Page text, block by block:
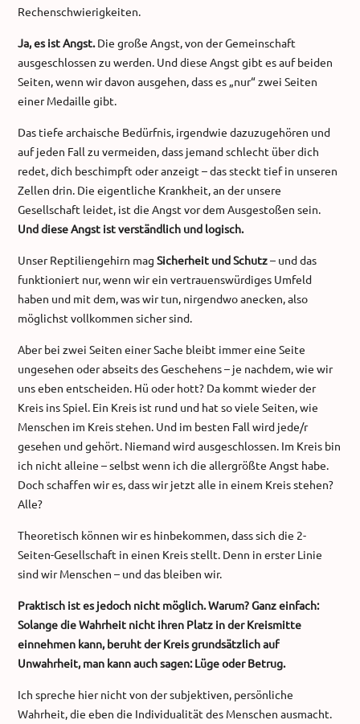
Rechenschwierigkeiten.
Ja, es ist Angst.Die große Angst, von der Gemeinschaft
ausgeschlossen zu werden. Und diese Angst gibt es auf beiden
Seiten, wenn wir davon ausgehen, dass es „nur“ zwei Seiten
einer Medaille gibt.
Das tiefe archaische Bedürfnis, irgendwie dazuzugehören und
auf jeden Fall zu vermeiden, dass jemand schlecht über dich
redet, dich beschimpft oder anzeigt – das steckt tief in unseren
Zellen drin. Die eigentliche Krankheit, an der unsere
Gesellschaft leidet, ist die Angst vor dem Ausgestoßen sein.
Und diese Angst ist verständlich und logisch.
Unser Reptiliengehirn mag Sicherheit und Schutz– und das
funktioniert nur, wenn wir ein vertrauenswürdiges Umfeld
haben und mit dem, was wir tun, nirgendwo anecken, also
möglichst vollkommen sicher sind.
Aber bei zwei Seiten einer Sache bleibt immer eine Seite
ungesehen oder abseits des Geschehens – je nachdem, wie wir
uns eben entscheiden. Hü oder hott? Da kommt wieder der
Kreis ins Spiel. Ein Kreis ist rund und hat so viele Seiten, wie
Menschen im Kreis stehen. Und im besten Fall wird jede/r
gesehen und gehört. Niemand wird ausgeschlossen. Im Kreis bin
ich nicht alleine – selbst wenn ich die allergrößte Angst habe.
Doch schaffen wir es, dass wir jetzt alle in einem Kreis stehen?
Alle?
Theoretisch können wir es hinbekommen, dass sich die 2-
Seiten-Gesellschaft in einen Kreis stellt. Denn in erster Linie
sind wir Menschen – und das bleiben wir.
Praktisch ist es jedoch nicht möglich. Warum? Ganz einfach:
Solange die Wahrheit nicht ihren Platz in der Kreismitte
einnehmen kann, beruht der Kreis grundsätzlich auf
Unwahrheit, man kann auch sagen: Lüge oder Betrug.
Ich spreche hier nicht von der subjektiven, persönliche
Wahrheit, die eben die Individualität des Menschen ausmacht.